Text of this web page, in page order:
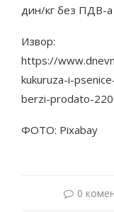
дин/кг без ПДВ-
Извор:
https://
kukuruza-i-
berzi-prodato-
ФОТО: Pixabay
0